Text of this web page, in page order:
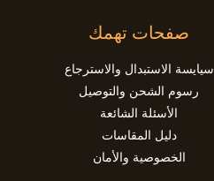
صفحات تهمك
سيايسة الاستبدال والاسترجاع
رسوم الشحن والتوصيل
الأسئلة الشائعة
دليل المقاسات
الخصوصية والأمان